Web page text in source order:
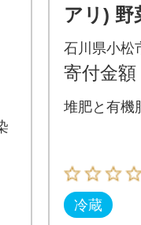
アリ) 野
スパラ
石川県小松
寄付金額
堆肥と有機
冷蔵